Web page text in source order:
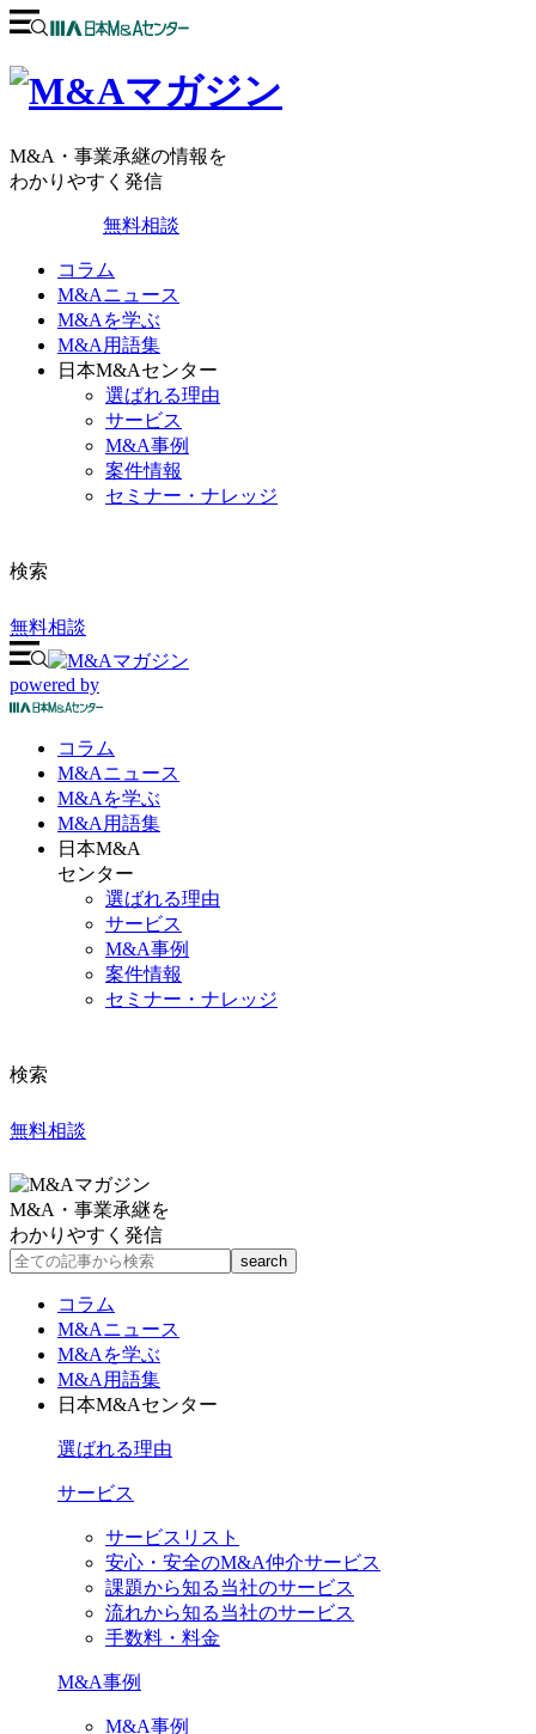
M&A・事業承継の情報を
わかりやすく発信
無料相談
コラム
M&Aニュース
M&Aを学ぶ
M&A用語集
日本M&Aセンター
選ばれる理由
サービス
M&A事例
案件情報
セミナー・ナレッジ
検索
無料相談
powered by
コラム
M&Aニュース
M&Aを学ぶ
M&A 用語集
日本M&A
センター
選ばれる理由
サービス
M&A事例
案件情報
セミナー・ナレッジ
検索
無料相談
M&A・事業承継を
わかりやすく発信
コラム
M&Aニュース
M&Aを学ぶ
M&A用語集
日本M&Aセンター
選ばれる理由
サービス
サービスリスト
安心・安全のM&A仲介サービス
課題から知る当社のサービス
流れから知る当社のサービス
手数料・料金
M&A事例
M&A事例